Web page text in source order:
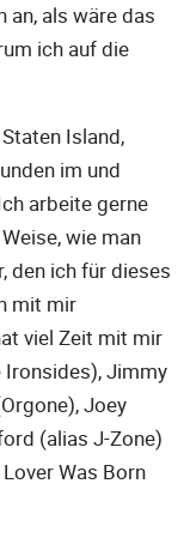
an, als wäre das
ich auf die
Island,
im und
arbeite gerne
wie man
den ich für dieses
mit mir
viel Zeit mit mir
Ironsides), Jimmy
Joey
(alias J-Zone)
Was Born